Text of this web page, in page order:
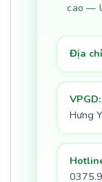
cao —
Địa
VPGD:
Hưng